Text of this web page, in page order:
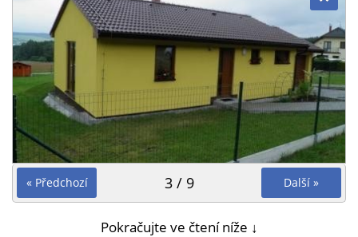
« Předchozí Další »
3 / 9
Pokračujte ve čtení níže ↓